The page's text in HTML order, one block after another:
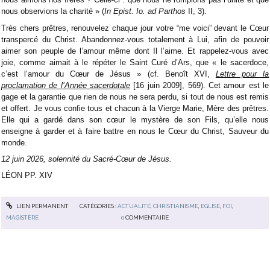
nous observions la charité » (In Epist. Io. ad Parthos II, 3).
Très chers prêtres, renouvelez chaque jour votre “me voici” devant le Cœur
transpercé du Christ. Abandonnez-vous totalement à Lui, afin de pouvoir
aimer son peuple de l’amour même dont Il l’aime. Et rappelez-vous avec
joie, comme aimait à le répéter le Saint Curé d’Ars, que « le sacerdoce,
c’est l’amour du Cœur de Jésus » (cf. Benoît XVI, Lettre pour la
proclamation de l’Année sacerdotale [16 juin 2009], 569). Cet amour est le
gage et la garantie que rien de nous ne sera perdu, si tout de nous est remis
et offert. Je vous confie tous et chacun à la Vierge Marie, Mère des prêtres.
Elle qui a gardé dans son cœur le mystère de son Fils, qu’elle nous
enseigne à garder et à faire battre en nous le Cœur du Christ, Sauveur du
monde.
12 juin 2026, solennité du Sacré-Cœur de Jésus.
LÉON PP. XIV
LIEN PERMANENT CATÉGORIES :ACTUALITÉ, CHRISTIANISME, EGLISE, FOI,
MAGISTÈRE
0 COMMENTAIRE